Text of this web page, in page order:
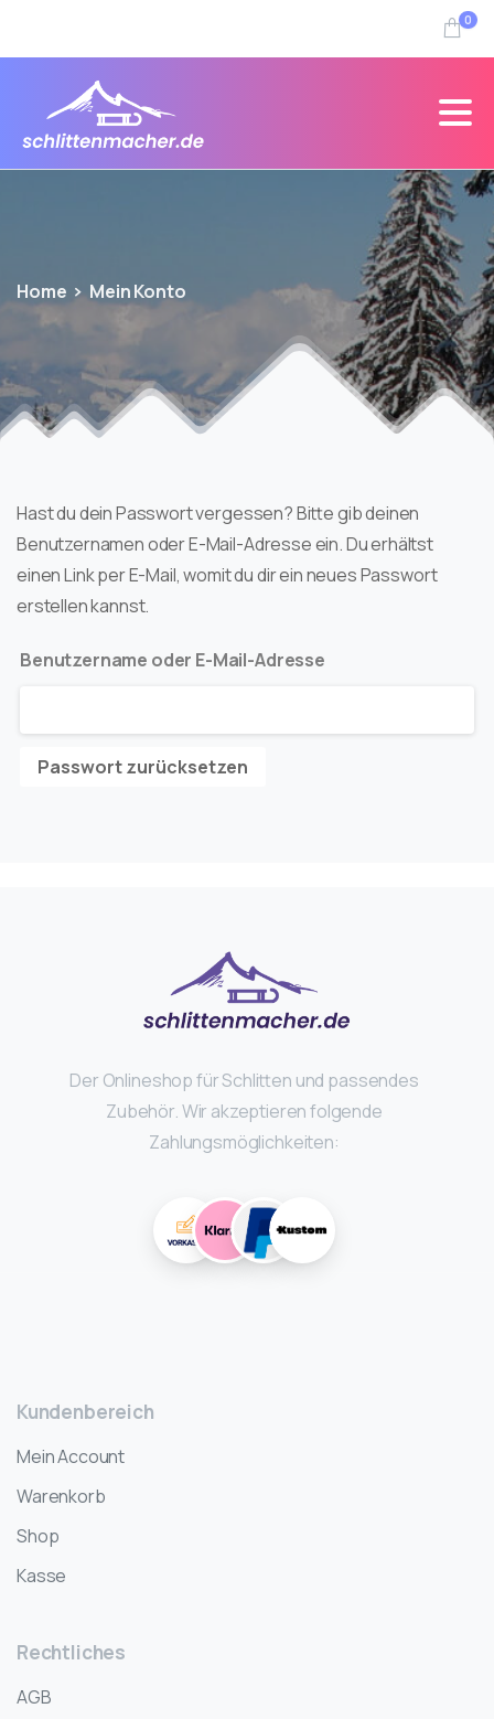
0
Home Mein Konto
Hast du dein Passwort vergessen? Bitte gib deinen
Benutzernamen oder E-Mail-Adresse ein. Du erhältst
einen Link per E-Mail, womit du dir ein neues Passwort
erstellen kannst.
Benutzername oder E-Mail-Adresse
Passwort zurücksetzen
Der Onlineshop für Schlitten und passendes
Zubehör. Wir akzeptieren folgende
Zahlungsmöglichkeiten:
Kundenbereich
Mein Account
Warenkorb
Shop
Kasse
Rechtliches
AGB